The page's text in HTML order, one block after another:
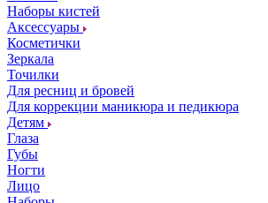
Наборы кистей
Аксессуары
Косметички
Зеркала
Точилки
Для ресниц и бровей
Для коррекции маникюра и педикюра
Детям
Глаза
Губы
Ногти
Лицо